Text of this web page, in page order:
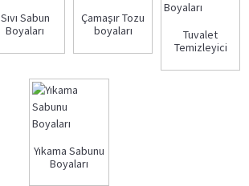
Sıvı Sabun
Boyaları
Çamaşır Tozu
boyaları
Tuvalet
Temizleyici
Yıkama Sabunu
Boyaları